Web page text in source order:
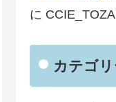
に
カテゴリ